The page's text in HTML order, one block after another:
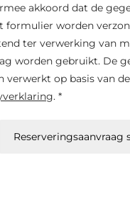
akkoord dat de
formulier worden
ter verwerking van
worden gebruikt. De
verwerkt op basis van de
. *
Reserveringsaanvraag